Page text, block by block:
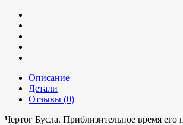
Описание
Детали
Отзывы (0)
Чертог Бусла. Приблизительное время его